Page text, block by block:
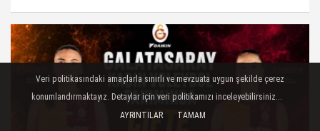
Veri politikasındaki amaçlarla sınırlı ve mevzuata uygun şekilde çerez
konumlandırmaktayız. Detaylar için veri politikamızı inceleyebilirsiniz...
AYRINTILAR
TAMAM